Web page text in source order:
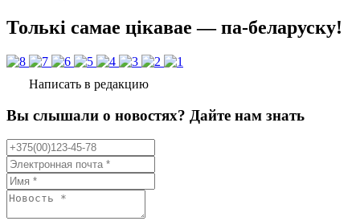
Толькі самае цікавае — па-беларуску!
Написать в редакцию
Вы слышали о новостях? Дайте нам знать